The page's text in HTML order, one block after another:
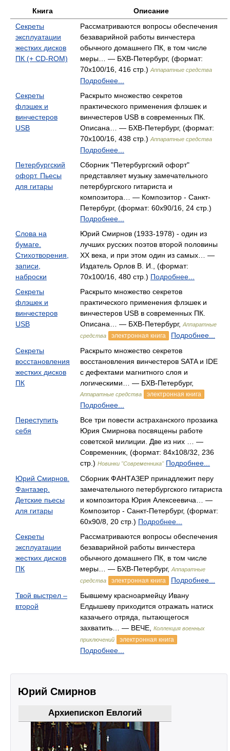
Книга
Описание
Секреты
эксплуатации
жестких дисков
ПК (+ CD-ROM)
Рассматриваются вопросы обеспечения
безаварийной работы винчестера
обычного домашнего ПК, в том числе
меры… — БХВ-Петербург, (формат:
70x100/16, 416 стр.) Аппаратные средства
Подробнее...
Секреты
флэшек и
винчестеров
USB
Раскрыто множество секретов
практического применения флэшек и
винчестеров USB в современных ПК.
Описана… — БХВ-Петербург, (формат:
70x100/16, 438 стр.) Аппаратные средства
Подробнее...
Петербургский
офорт. Пьесы
для гитары
Сборник "Петербургский офорт"
представляет музыку замечательного
петербургского гитариста и
композитора… — Композитор - Санкт-
Петербург, (формат: 60x90/16, 24 стр.)
Подробнее...
Слова на
бумаге.
Стихотворения,
записи,
наброски
Юрий Смирнов (1933-1978) - один из
лучших русских поэтов второй половины
XX века, и при этом один из самых… —
Издатель Орлов В. И., (формат:
70x100/16, 480 стр.) Подробнее...
Секреты
флэшек и
винчестеров
USB
Раскрыто множество секретов
практического применения флэшек и
винчестеров USB в современных ПК.
Описана… — БХВ-Петербург, Аппаратные
средства
электронная книга
Подробнее...
Секреты
восстановления
жестких дисков
ПК
Раскрыто множество секретов
восстановления винчестеров SATA и IDE
с дефектами магнитного слоя и
логическими… — БХВ-Петербург,
Аппаратные средства электронная книга
Подробнее...
Переступить
себя
Все три повести астраханского прозаика
Юрия Смирнова посвящены работе
советской милиции. Две из них … —
Современник, (формат: 84x108/32, 236
стр.) Новинки "Современника" Подробнее...
Юрий Смирнов.
Фантазер.
Детские пьесы
для гитары
Сборник ФАНТАЗЕР принадлежит перу
замечательного петербургского гитариста
и композитора Юрия Алексеевича… —
Композитор - Санкт-Петербург, (формат:
60x90/8, 20 стр.) Подробнее...
Секреты
эксплуатации
жестких дисков
ПК
Рассматриваются вопросы обеспечения
безаварийной работы винчестера
обычного домашнего ПК, в том числе
меры… — БХВ-Петербург, Аппаратные
средства
электронная книга
Подробнее...
Твой выстрел –
второй
Бывшему красноармейцу Ивану
Елдышеву приходится отражать натиск
казачьего отряда, пытающегося
захватить… — ВЕЧЕ,
Коллекция военных
приключений
электронная книга
Подробнее...
Юрий Смирнов
Архиепископ Евлогий